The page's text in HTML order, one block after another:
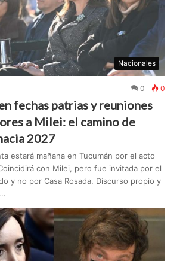
Nacionales
0 0
fechas patrias y reuniones
a Milei: el camino de
2027
estará mañana en Tucumán por el acto
con Milei, pero fue invitada por el
y no por Casa Rosada. Discurso propio y